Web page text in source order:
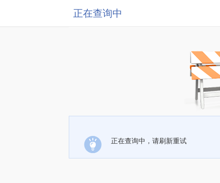
正在查询中
正在查询中，请刷新重试